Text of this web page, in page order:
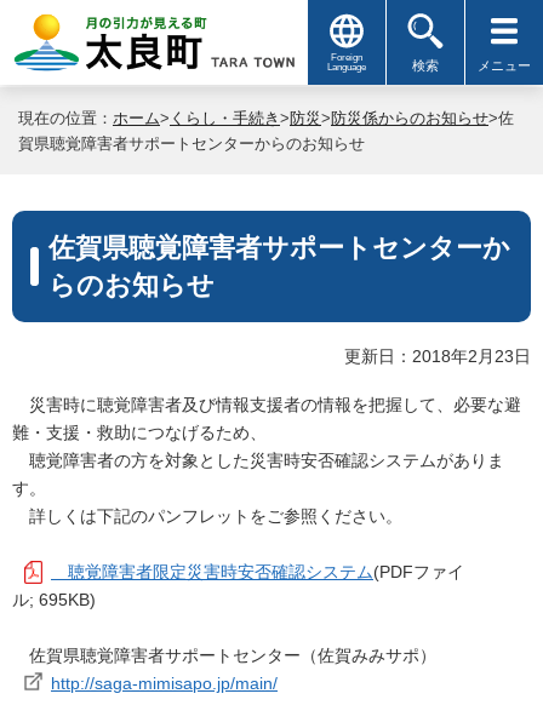
Foreign
Language
検索 メニュー
現在の位置： ホーム> くらし・手続き >防災>防災係からのお知らせ>佐
賀県聴覚障害者サポートセンターからのお知らせ
佐賀県聴覚障害者サポートセンターか
らのお知らせ
更新日：2018年2月23日
災害時に聴覚障害者及び情報支援者の情報を把握して、必要な避
難・支援・救助につなげるため、
聴覚障害者の方を対象とした災害時安否確認システムがありま
す。
詳しくは下記のパンフレットをご参照ください。
聴覚障害者限定災害時安否確認システム(PDFファイ
ル; 695KB)
佐賀県聴覚障害者サポートセンター（佐賀みみサポ）
http://saga-mimisapo.jp/main/